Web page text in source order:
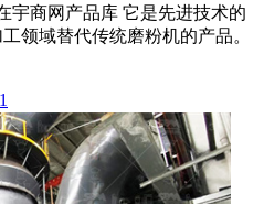
宇商网产品库 它是先进技术的
领域替代传统磨粉机的产品。